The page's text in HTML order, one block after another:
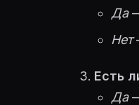
Да—
Нет
Есть
Да—